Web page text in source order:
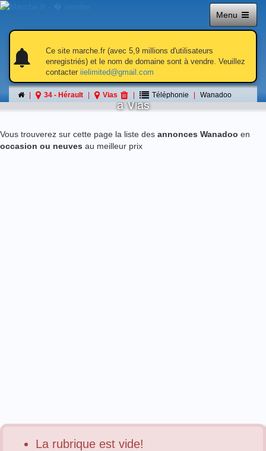
Menu
notifications
notifications
Ce site marche.fr (avec 5,9 millions d'utilisateurs
enregistriés) et le nom de domaine sont à vendre. Veuillez
contacter iielimited@gmail.com
34 - Hérault Vias Téléphonie Wanadoo
Wanadoo
á Vias
Vous trouverez sur cette page la liste des annonces Wanadoo en
occasion ou neuves au meilleur prix
La rubrique est vide!